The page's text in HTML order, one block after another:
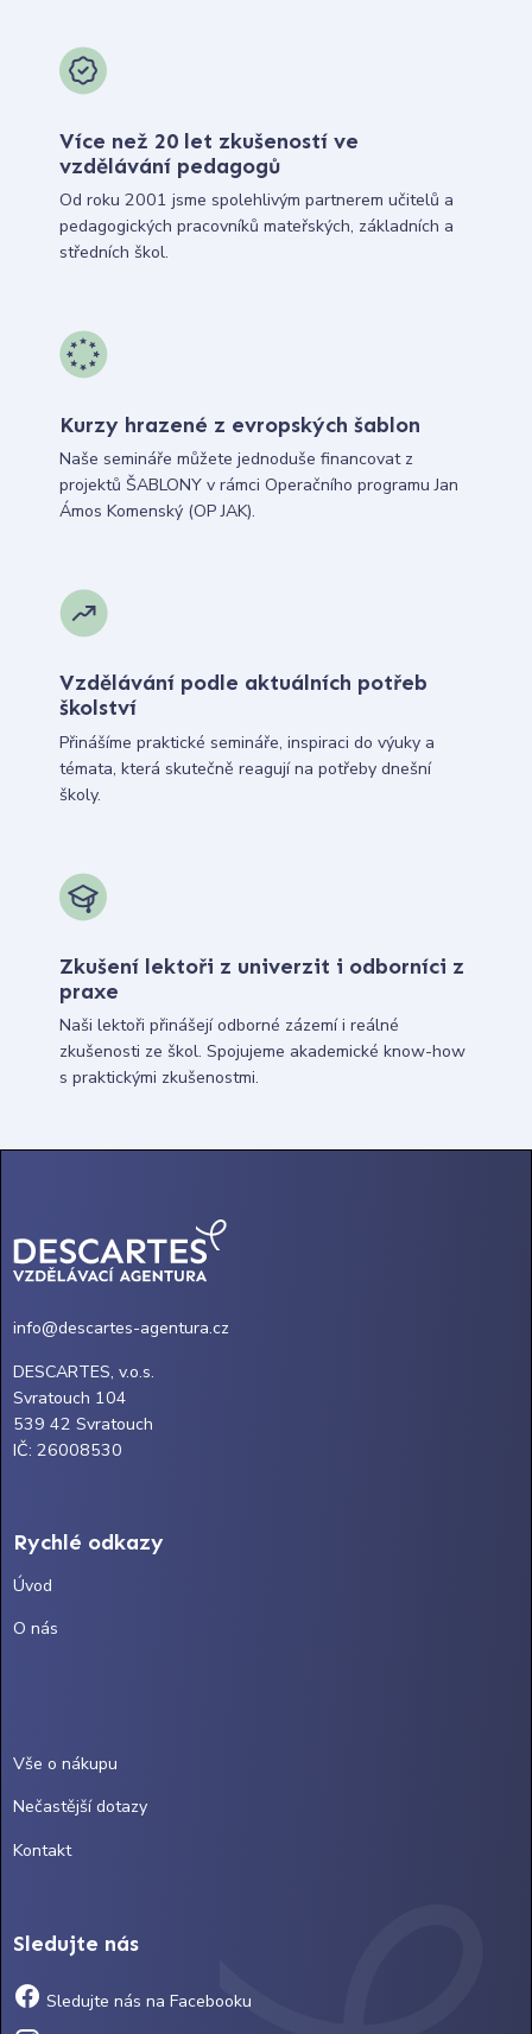
Více než 20 let zkušeností ve
vzdělávání pedagogů
Od roku 2001 jsme spolehlivým partnerem učitelů a
pedagogických pracovníků mateřských, základních a
středních škol.
Kurzy hrazené z evropských šablon
Naše semináře můžete jednoduše financovat z
projektů ŠABLONY v rámci Operačního programu Jan
Ámos Komenský (OP JAK).
Vzdělávání podle aktuálních potřeb
školství
Přinášíme praktické semináře, inspiraci do výuky a
témata, která skutečně reagují na potřeby dnešní
školy.
Zkušení lektoři z univerzit i odborníci z
praxe
Naši lektoři přinášejí odborné zázemí i reálné
zkušenosti ze škol. Spojujeme akademické know-how
s praktickými zkušenostmi.
info@descartes-agentura.cz
DESCARTES, v.o.s.
Svratouch 104
539 42 Svratouch
IČ: 26008530
Rychlé odkazy
Úvod
O nás
Vše o nákupu
Nečastější dotazy
Kontakt
Sledujte nás
Sledujte nás na Facebooku